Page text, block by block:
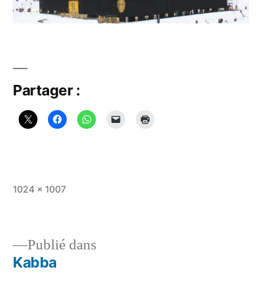
Partager :
Taille
1024 × 1007
Navigation
Publié dans
Kabba